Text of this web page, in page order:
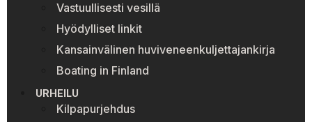
Vastuullisesti vesillä
Hyödylliset linkit
Kansainvälinen huviveneenkuljettajankirja
Boating in Finland
URHEILU
Kilpapurjehdus